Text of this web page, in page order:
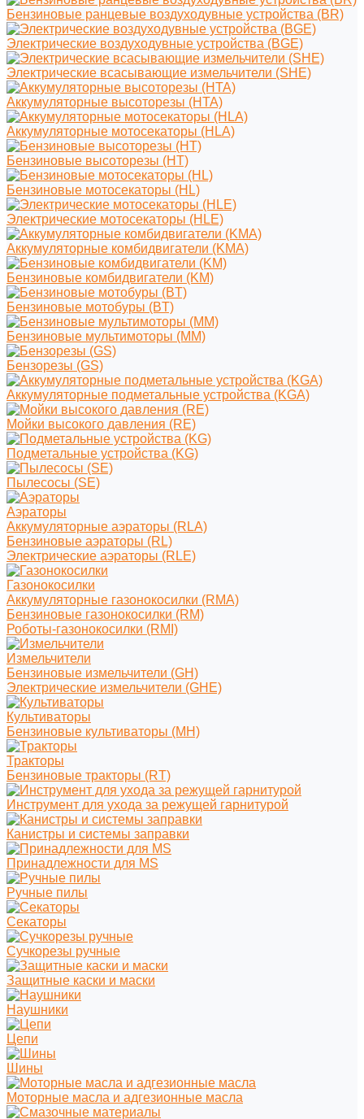
Бензиновые ранцевые воздуходувные устройства (BR)
Электрические воздуходувные устройства (BGE)
Электрические всасывающие измельчители (SHE)
Аккумуляторные высоторезы (HTA)
Аккумуляторные мотосекаторы (HLA)
Бензиновые высоторезы (HT)
Бензиновые мотосекаторы (HL)
Электрические мотосекаторы (HLE)
Аккумуляторные комбидвигатели (KMA)
Бензиновые комбидвигатели (KM)
Бензиновые мотобуры (BT)
Бензиновые мультимоторы (MM)
Бензорезы (GS)
Аккумуляторные подметальные устройства (KGA)
Мойки высокого давления (RE)
Подметальные устройства (KG)
Пылесосы (SE)
Аэраторы
Аккумуляторные аэраторы (RLA)
Бензиновые аэраторы (RL)
Электрические аэраторы (RLE)
Газонокосилки
Аккумуляторные газонокосилки (RMA)
Бензиновые газонокосилки (RM)
Роботы-газонокосилки (RMI)
Измельчители
Бензиновые измельчители (GH)
Электрические измельчители (GHE)
Культиваторы
Бензиновые культиваторы (MH)
Тракторы
Бензиновые тракторы (RT)
Инструмент для ухода за режущей гарнитурой
Канистры и системы заправки
Принадлежности для MS
Ручные пилы
Секаторы
Сучкорезы ручные
Защитные каски и маски
Наушники
Цепи
Шины
Моторные масла и адгезионные масла